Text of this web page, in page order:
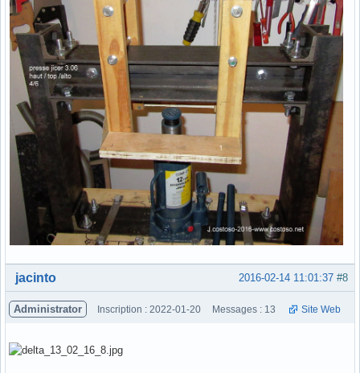
Hors ligne #8
2016-02-14 11:01:37
jacinto
Administrator Inscription : 2022-01-20 Messages : 13 Site Web